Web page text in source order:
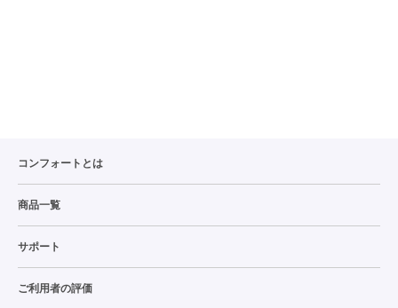
コンフォートとは
商品一覧
サポート
ご利用者の評価